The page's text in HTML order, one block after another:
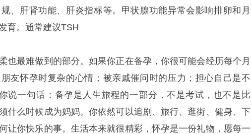
、肝肾功能、肝炎指标等。甲状腺功能异常会影响排卵和月
育。通常建议TSH
也最难做到的部分。如果你正在备孕，你很可能会经历每个月
友怀孕时复杂的心情；被亲戚催问时的压力；担心自己是不
说一句话：备孕是人生旅程的一部分，不是考试，也不是比
什么时候成为妈妈。你依然可以追剧、旅行、逛街、健身、下
让你快乐的事。生活本来就很精彩，怀孕是一份礼物，愿每一